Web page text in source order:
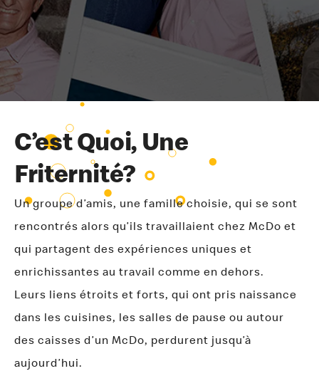
C’est Quoi, Une
Friternité?
Un groupe d’amis, une famille choisie, qui se sont
rencontrés alors qu’ils travaillaient chez McDo et
qui partagent des expériences uniques et
enrichissantes au travail comme en dehors.
Leurs liens étroits et forts, qui ont pris naissance
dans les cuisines, les salles de pause ou autour
des caisses d’un McDo, perdurent jusqu’à
aujourd’hui.